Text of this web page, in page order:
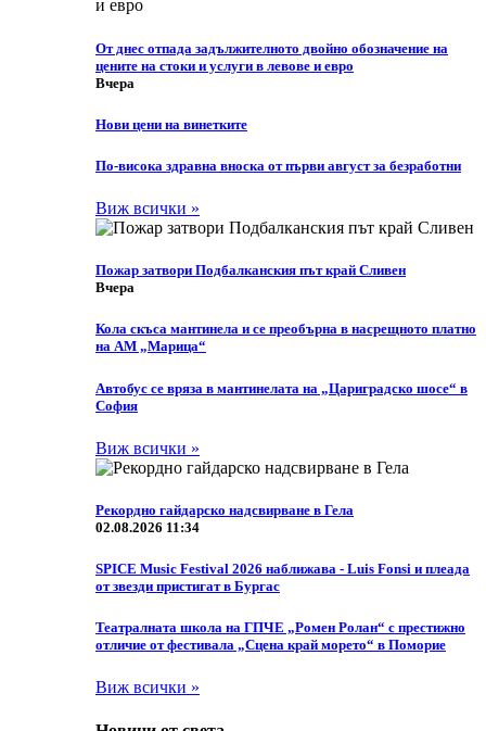
От днес отпада задължителното двойно обозначение на
цените на стоки и услуги в левове и евро
Вчера
Нови цени на винетките
По-висока здравна вноска от първи август за безработни
Виж всички »
Пожар затвори Подбалканския път край Сливен
Вчера
Кола скъса мантинела и се преобърна в насрещното платно
на АМ „Марица“
Автобус се вряза в мантинелата на „Цариградско шосе“ в
София
Виж всички »
Рекордно гайдарско надсвирване в Гела
02.08.2026 11:34
SPICE Music Festival 2026 наближава - Luis Fonsi и плеада
от звезди пристигат в Бургас
Театралната школа на ГПЧЕ „Ромен Ролан“ с престижно
отличие от фестивала „Сцена край морето“ в Поморие
Виж всички »